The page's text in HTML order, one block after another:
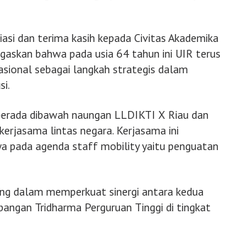
dan terima kasih kepada Civitas Akademika
bahwa pada usia 64 tahun ini UIR terus
sebagai langkah strategis dalam
dibawah naungan LLDIKTI X Riau dan
lintas negara. Kerjasama ini
pada agenda staff mobility yaitu penguatan
dalam memperkuat sinergi antara kedua
Tridharma Perguruan Tinggi di tingkat